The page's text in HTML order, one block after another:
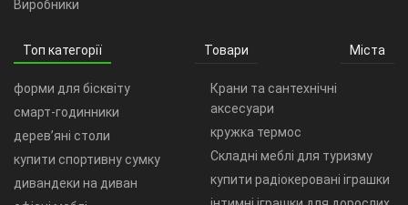
Виробники
Топ категорії Товари Міста
форми для бісквіту
смарт-годинники
дерев’яні столи
купити спортивну сумку
дивандеки на диван
Крани та сантехнічні
аксесуари
кружка термос
Складні меблі для туризму
купити радіокеровані іграшки